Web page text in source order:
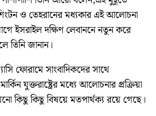
ও তেহরানের মধ্যকার এই আলোচনা
ইসরাইল দক্ষিণ লেবাননে নতুন করে
তিনি জানান।
ফোরামে সাংবাদিকদের সাথে
যুক্তরাষ্ট্রের মধ্যে আলোচনার প্রক্রিয়া
কিছু কিছু বিষয়ে মতপার্থক্য রয়ে গেছে।